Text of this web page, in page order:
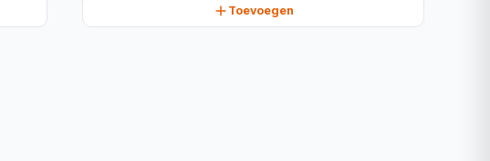
Toevoegen